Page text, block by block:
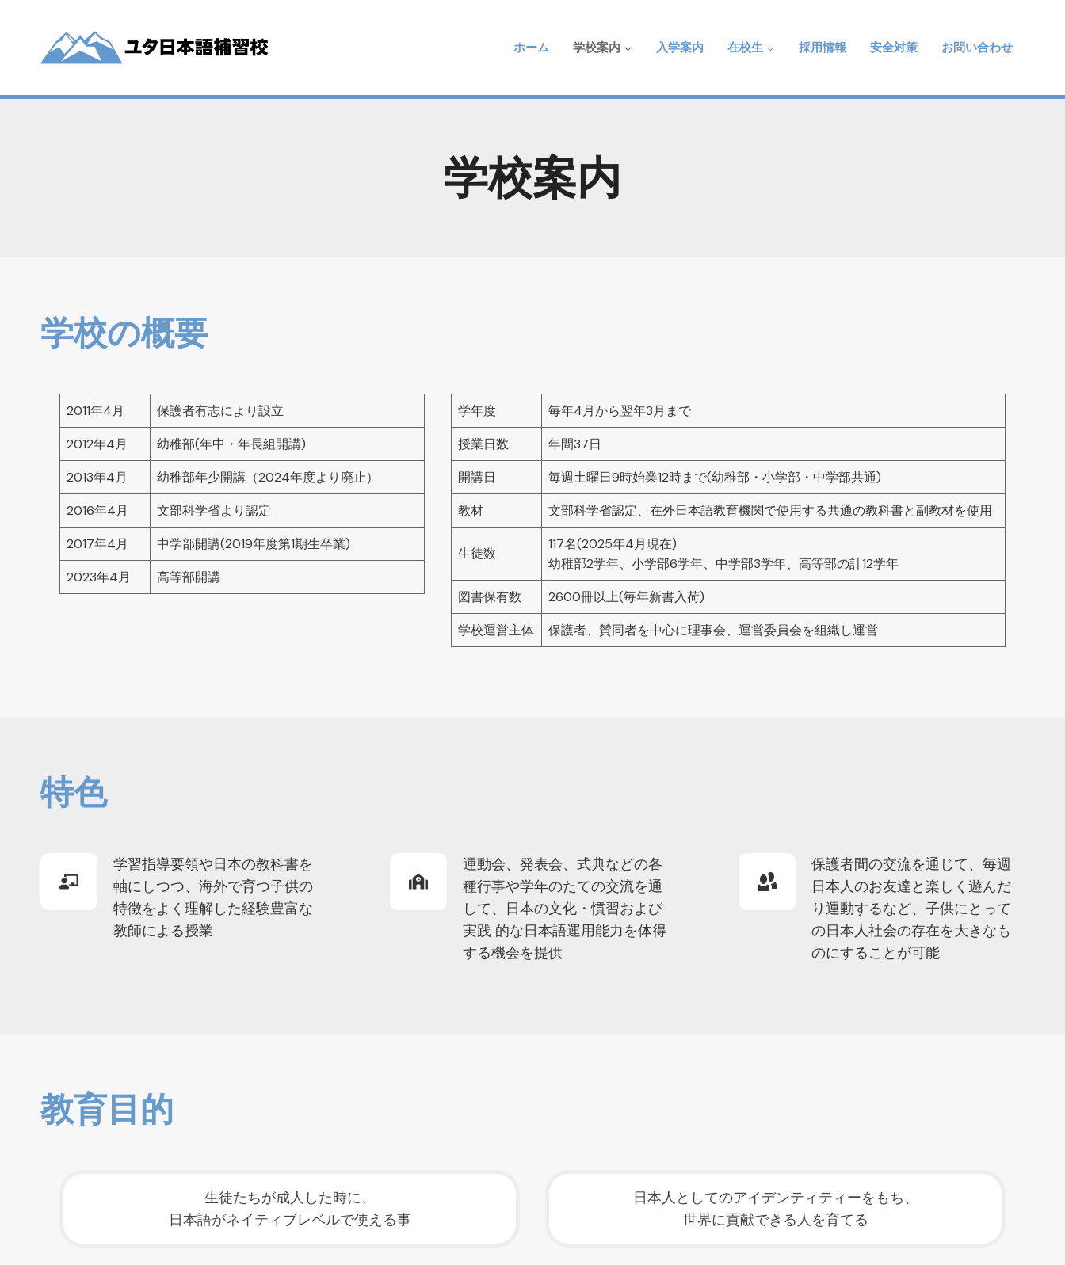
キ
ホーム 学校案内 入学案内 在校生 採用情報 安全対策 お問い合わせ
学校案内
学校の概要
2011年4月
保護者有志により設立
2012年4月
幼稚部(年中・年長組開講)
2013年4月
幼稚部年少開講（2024年度より廃止）
2016年4月
文部科学省より認定
2017年4月
中学部開講(2019年度第1期生卒業)
2023年4月
高等部開講
学年度
毎年4月から翌年3月まで
授業日数
年間37日
開講日
毎週土曜日9時始業12時まで(幼稚部・小学部・中学部共通)
教材
文部科学省認定、在外日本語教育機関で使用する共通の教科書と副教材を使用
生徒数
117名(2025年4月現在)
幼稚部2学年、小学部6学年、中学部3学年、高等部の計12学年
図書保有数
2600冊以上(毎年新書入荷)
学校運営主体
保護者、賛同者を中心に理事会、運営委員会を組織し運営
特色
学習指導要領や日本の教科書を
軸にしつつ、海外で育つ子供の
特徴をよく理解した経験豊富な
教師による授業
運動会、発表会、式典などの各
種行事や学年のたての交流を通
して、日本の文化・慣習および
実践 的な日本語運用能力を体得
する機会を提供
保護者間の交流を通じて、毎週
日本人のお友達と楽しく遊んだ
り運動するなど、子供にとって
の日本人社会の存在を大きなも
のにすることが可能
教育目的
生徒たちが成人した時に、
日本語がネイティブレベルで使える事
日本人としてのアイデンティティーをもち、
世界に貢献できる人を育てる